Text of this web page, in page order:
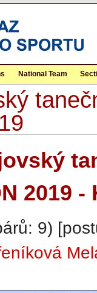
National Team
2019 -
9)